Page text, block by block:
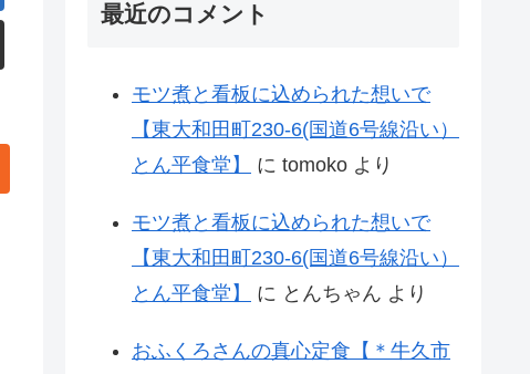
最近のコメント
モツ煮と看板に込められた想いで
【東大和田町230-6(国道6号線沿い）
とん平食堂】
に tomoko より
モツ煮と看板に込められた想いで
【東大和田町230-6(国道6号線沿い）
とん平食堂】
に とんちゃん より
おふくろさんの真心定食【＊牛久市